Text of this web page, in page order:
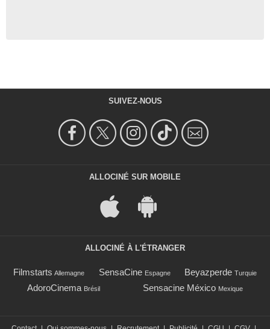
SUIVEZ-NOUS
ALLOCINÉ SUR MOBILE
ALLOCINÉ À L'ÉTRANGER
Filmstarts Allemagne SensaCine Espagne Beyazperde Turquie
AdoroCinema Brésil Sensacine México Mexique